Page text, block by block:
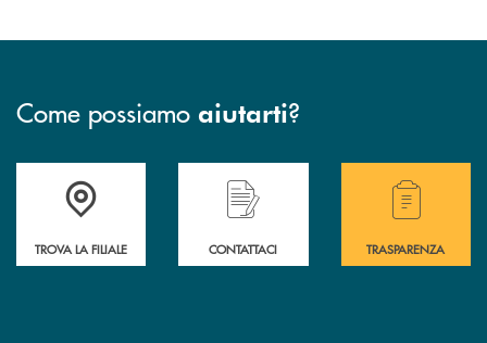
Come possiamo aiutarti?
Accedi all' elenco completo delle filiali .
TROVA LA FILIALE
Hai bisogno di assistenza immediata?
CONTATTACI
Hai bisogno di
TRASPARENZA